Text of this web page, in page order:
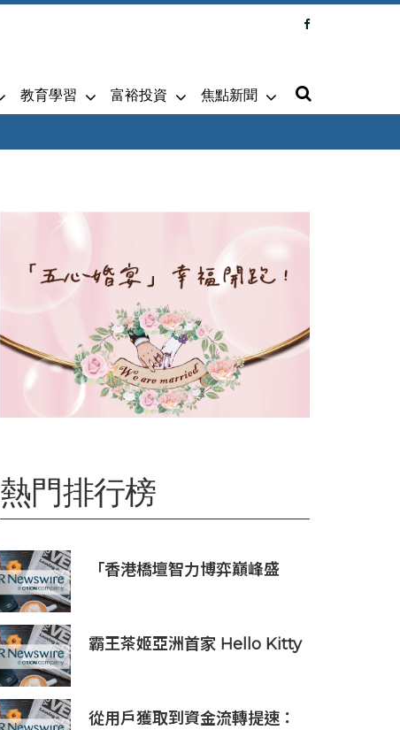
教育學習 富裕投資 焦點新聞
熱門排行榜
「香港橋壇智力博弈巔峰盛
霸王茶姬亞洲首家 Hello Kitty
從用戶獲取到資金流轉提速：